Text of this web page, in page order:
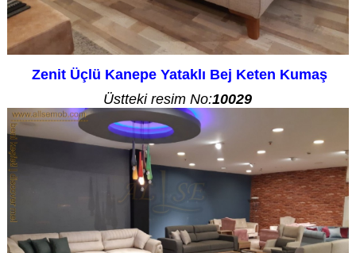
Zenit Üçlü Kanepe Yataklı Bej Keten Kumaş
Üstteki resim No:10029